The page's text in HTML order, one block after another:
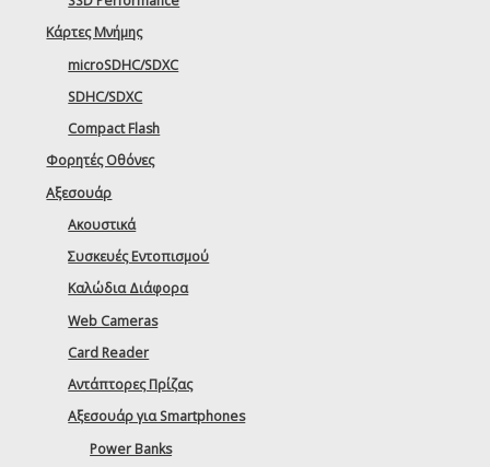
Κάρτες Μνήμης
microSDHC/SDXC
SDHC/SDXC
Compact Flash
Φορητές Οθόνες
Αξεσουάρ
Ακουστικά
Συσκευές Εντοπισμού
Καλώδια Διάφορα
Web Cameras
Card Reader
Αντάπτορες Πρίζας
Αξεσουάρ για Smartphones
Power Banks